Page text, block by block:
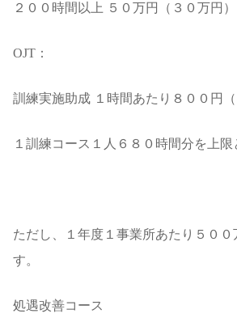
２００時間以上 ５０万円（３０万円）
OJT：
訓練実施助成 １時間あたり８００円（
１訓練コース１人６８０時間分を上限
ただし、１年度１事業所あたり５００
す。
処遇改善コース